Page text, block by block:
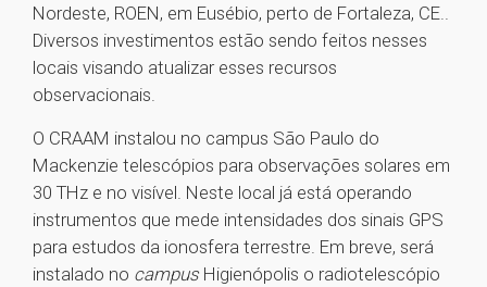
Nordeste, ROEN, em Eusébio, perto de Fortaleza, CE..
Diversos investimentos estão sendo feitos nesses
locais visando atualizar esses recursos
observacionais.
O CRAAM instalou no campus São Paulo do
Mackenzie telescópios para observações solares em
30 THz e no visível. Neste local já está operando
instrumentos que mede intensidades dos sinais GPS
para estudos da ionosfera terrestre. Em breve, será
instalado no campus Higienópolis o radiotelescópio